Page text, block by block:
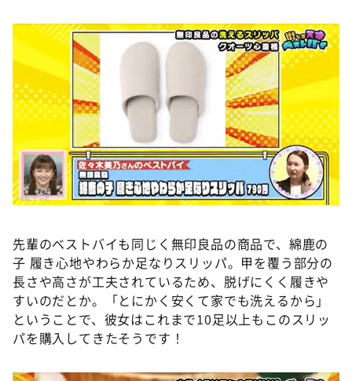
先輩のベストバイも同じく無印良品の商品で、綿鹿の
子 履き心地やわらか足なりスリッパ。甲を覆う部分の
長さや高さが工夫されているため、脱げにくく履きや
すいのだとか。「とにかく安くて家でも洗えるから」
ということで、彼女はこれまで10足以上もこのスリッ
パを購入してきたそうです！